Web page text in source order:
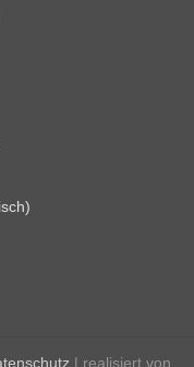
| realisiert von